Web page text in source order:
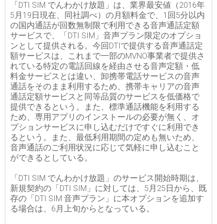
「DTI SIM でんわかけ放題」は、業界最安値（2016年
5月19日現在、同社調べ）の月額料金で、1回5分以内
の国内通話が回数無制限で利用できる音声通話定額
サービスで、「DTI SIM」音声プラン限定のオプショ
ンとして提供される。今回DTIで提供する音声通話定
額サービスは、これまで一部のMVNO事業者で提供さ
れている特定の電話回線を経由させる音声定額・低
料金サービスとは違い、卸携帯電話サービスの音声
通話をそのまま利用するため、携帯キャリアの音声
通話定額サービスと同等品質のサービスを低価格で
提供できるという。また、標準通話機能を利用する
ため、専用アプリのインストールの必要が無く、オ
プションサービスに申し込むだけですぐに利用でき
るという。また、最低利用期間の定めも無いため、
音声通話のご利用状況に応じて気軽に申し込むこと
ができるとしている。
「DTI SIM でんわかけ放題」のサービス開始時期は、
新規契約の「DTI SIM」に対しては、5月25日から、既
存の「DTI SIM 音声プラン」に本オプションを追加す
る場合は、6月上旬からとなっている。